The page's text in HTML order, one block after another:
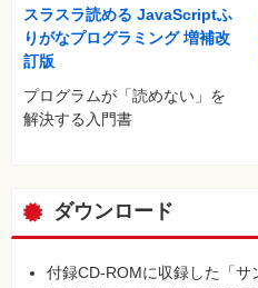
スラスラ読める JavaScriptふ
りがなプログラミング 増補改
訂版
プログラムが「読めない」を
解決する入門書
ダウンロード
付録CD-ROMに収録した「